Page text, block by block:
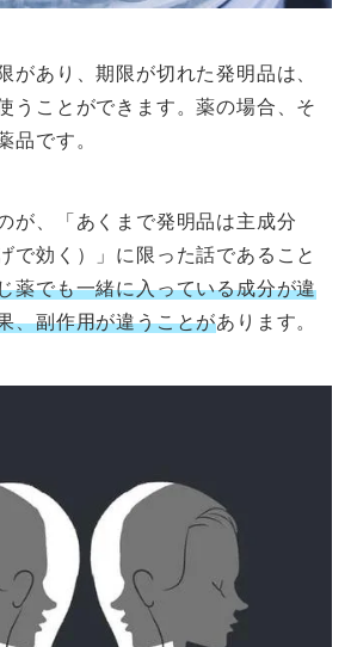
があり、期限が切れた発明品は、
うことができます。薬の場合、そ
品です。
が、「あくまで発明品は主成分
で効く）」に限った話であること
薬でも一緒に入っている成分が違
、副作用が違うことがあります。